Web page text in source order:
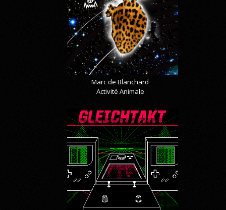
Marc de Blanchard
Activité Animale